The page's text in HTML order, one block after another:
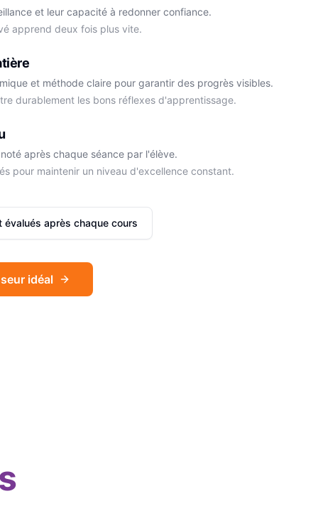
Sophie
Français
et leur capacité à redonner confiance.
apprend deux fois plus vite.
et méthode claire pour garantir des progrès visibles.
durablement les bons réflexes d'apprentissage.
après chaque séance par l'élève.
pour maintenir un niveau d'excellence constant.
après chaque cours
idéal